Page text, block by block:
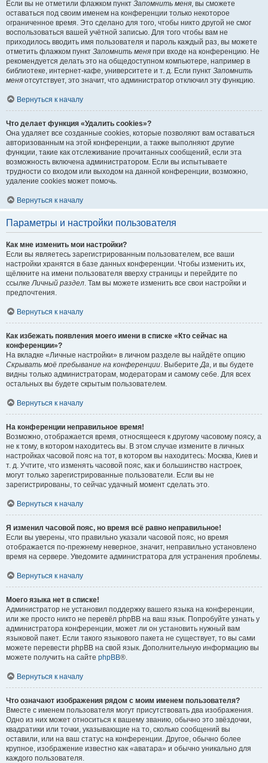
Если вы не отметили флажком пункт Запомнить меня , вы сможете
оставаться под своим именем на конференции только некоторое
ограниченное время. Это сделано для того, чтобы никто другой не смог
воспользоваться вашей учётной записью. Для того чтобы вам не
приходилось вводить имя пользователя и пароль каждый раз, вы можете
отметить флажком пункт Запомнить меня при входе на конференцию. Не
рекомендуется делать это на общедоступном компьютере, например в
библиотеке, интернет-кафе, университете и т. д. Если пункт Запомнить
меня отсутствует, это значит, что администратор отключил эту функцию.
Вернуться к началу
Что делает функция «Удалить cookies»?
Она удаляет все созданные cookies, которые позволяют вам оставаться
авторизованным на этой конференции, а также выполняют другие
функции, такие как отслеживание прочитанных сообщений, если эта
возможность включена администратором. Если вы испытываете
трудности со входом или выходом на данной конференции, возможно,
удаление cookies может помочь.
Вернуться к началу
Параметры и настройки пользователя
Как мне изменить мои настройки?
Если вы являетесь зарегистрированным пользователем, все ваши
настройки хранятся в базе данных конференции. Чтобы изменить их,
щёлкните на имени пользователя вверху страницы и перейдите по
ссылке Личный раздел . Там вы можете изменить все свои настройки и
предпочтения.
Вернуться к началу
Как избежать появления моего имени в списке «Кто сейчас на
конференции»?
На вкладке «Личные настройки» в личном разделе вы найдёте опцию
Скрывать моё пребывание на конференции . Выберите Да , и вы будете
видны только администраторам, модераторам и самому себе. Для всех
остальных вы будете скрытым пользователем.
Вернуться к началу
На конференции неправильное время!
Возможно, отображается время, относящееся к другому часовому поясу, а
не к тому, в котором находитесь вы. В этом случае измените в личных
настройках часовой пояс на тот, в котором вы находитесь: Москва, Киев и
т. д. Учтите, что изменять часовой пояс, как и большинство настроек,
могут только зарегистрированные пользователи. Если вы не
зарегистрированы, то сейчас удачный момент сделать это.
Вернуться к началу
Я изменил часовой пояс, но время всё равно неправильное!
Если вы уверены, что правильно указали часовой пояс, но время
отображается по-прежнему неверное, значит, неправильно установлено
время на сервере. Уведомите администратора для устранения проблемы.
Вернуться к началу
Моего языка нет в списке!
Администратор не установил поддержку вашего языка на конференции,
или же просто никто не перевёл phpBB на ваш язык. Попробуйте узнать у
администратора конференции, может ли он установить нужный вам
языковой пакет. Если такого языкового пакета не существует, то вы сами
можете перевести phpBB на свой язык. Дополнительную информацию вы
можете получить на сайте phpBB®.
Вернуться к началу
Что означают изображения рядом с моим именем пользователя?
Вместе с именем пользователя могут присутствовать два изображения.
Одно из них может относиться к вашему званию, обычно это звёздочки,
квадратики или точки, указывающие на то, сколько сообщений вы
оставили, или на ваш статус на конференции. Другое, обычно более
крупное, изображение известно как «аватара» и обычно уникально для
каждого пользователя.